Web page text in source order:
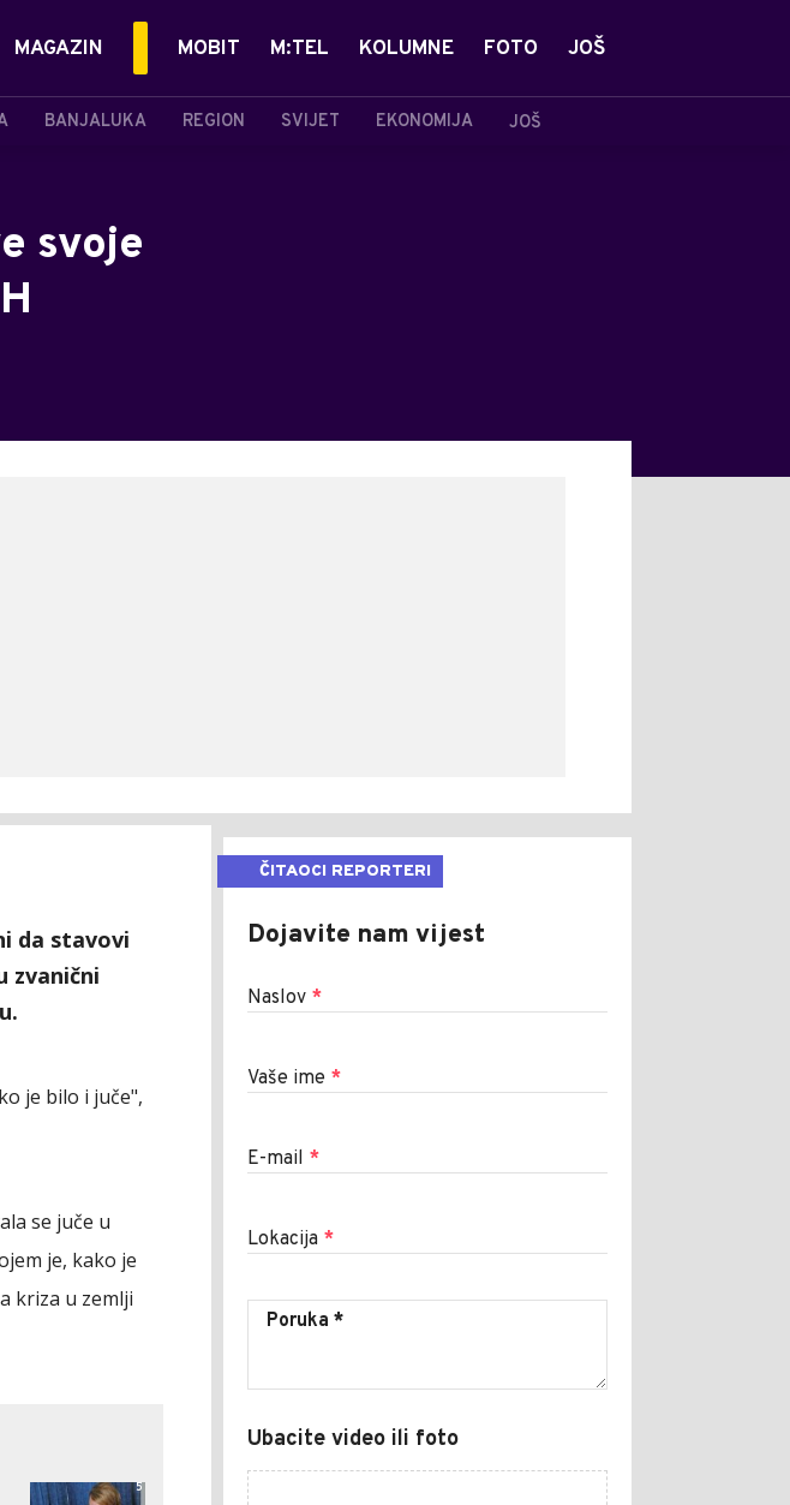
BANJALUKA REGION SVIJET EKONOMIJA JOŠ
MAGAZIN MOBIT M:TEL KOLUMNE FOTO JOŠ
svoje
da stavovi
zvanični
je bilo i juče",
se juče u
je, kako je
kriza u zemlji
5
ČITAOCI REPORTERI
Dojavite nam vijest
Naslov *
Vaše ime *
E-mail *
Lokacija *
Ubacite video ili foto